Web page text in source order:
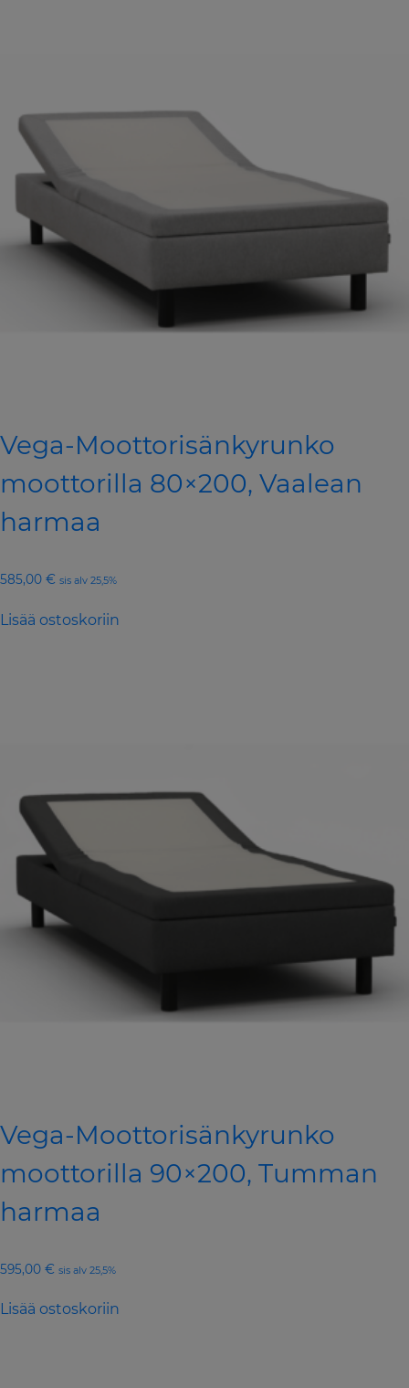
Vega-Moottorisänkyrunko
moottorilla 80×200, Vaalean
harmaa
585,00 € sis alv 25,5%
Lisää ostoskoriin
Vega-Moottorisänkyrunko
moottorilla 90×200, Tumman
harmaa
595,00 € sis alv 25,5%
Lisää ostoskoriin